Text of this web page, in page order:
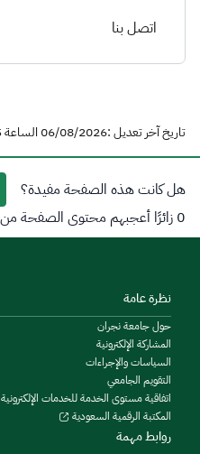
اتصل بنا
تاريخ آخر تعديل :06/08/2026 الساعة 09:55 مساءً
هل كانت هذه الصفحة مفيدة؟
0 زائرًا أعجبهم محتوى الصفحة من أصل 0 مشاركة
نظرة عامة
حول جامعة نجران
المشاركة الإلكترونية
السياسات والإجراءات
التقويم الجامعي
اتفاقية مستوى الخدمة للخدمات الإلكترونية
المكتبة الرقمية السعودية
روابط مهمة